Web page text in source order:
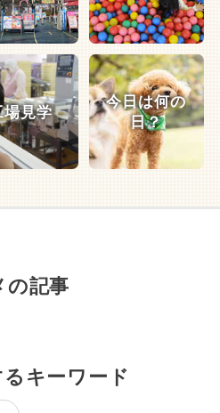
場見学
今日は何の
日？
の記事
キーワード